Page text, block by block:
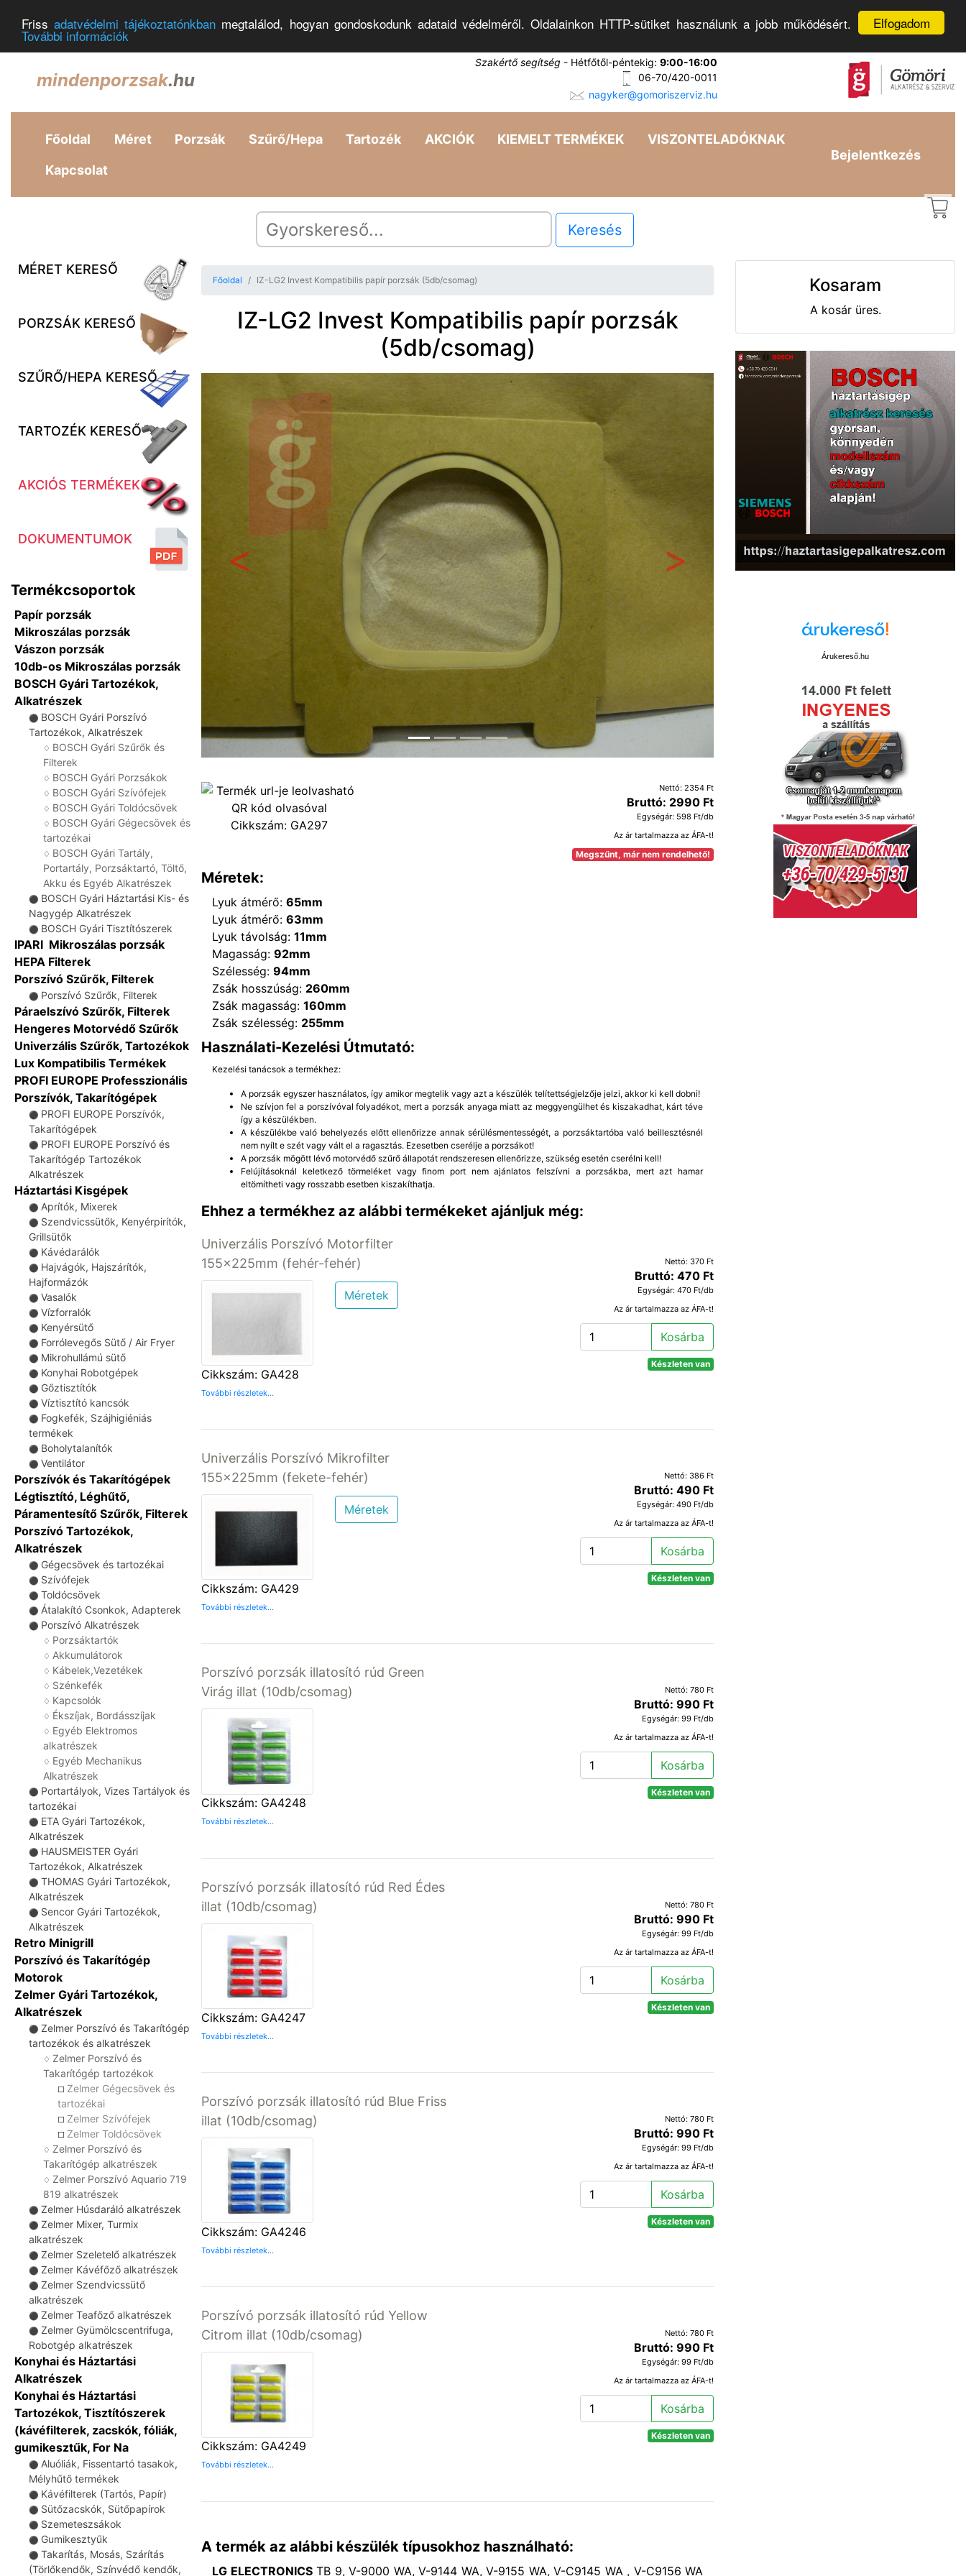
Elfogadom
Frissadatvédelmi tájékoztatónkban megtalálod, hogyan gondoskodunk adataid védelméről. Oldalainkon HTTP-sütiket használunk a jobb működésért.
További információk
mindenporzsak.hu
Szakértő segítség - Hétfőtől-péntekig: 9:00-16:00
06-70/420-0011
nagyker@gomoriszerviz.hu
Főoldal Méret Porzsák Szűrő/Hepa Tartozék AKCIÓK KIEMELT TERMÉKEK VISZONTELADÓKNAK
Kapcsolat
Bejelentkezés
Keresés
MÉRET KERESŐ
PORZSÁK KERESŐ
SZŰRŐ/HEPA KERESŐ
TARTOZÉK KERESŐ
AKCIÓS TERMÉKEK
DOKUMENTUMOK
Termékcsoportok
Papír porzsák
Mikroszálas porzsák
Vászon porzsák
10db-os Mikroszálas porzsák
BOSCH Gyári Tartozékok,
Alkatrészek
⚫ BOSCH Gyári Porszívó
Tartozékok, Alkatrészek
♢ BOSCH Gyári Szűrők és
Filterek
♢ BOSCH Gyári Porzsákok
♢ BOSCH Gyári Szívófejek
♢ BOSCH Gyári Toldócsövek
♢ BOSCH Gyári Gégecsövek és
tartozékai
♢ BOSCH Gyári Tartály,
Portartály, Porzsáktartó, Töltő,
Akku és Egyéb Alkatrészek
⚫ BOSCH Gyári Háztartási Kis- és
Nagygép Alkatrészek
⚫ BOSCH Gyári Tisztítószerek
IPARI Mikroszálas porzsák
HEPA Filterek
Porszívó Szűrők, Filterek
⚫ Porszívó Szűrők, Filterek
Páraelszívó Szűrők, Filterek
Hengeres Motorvédő Szűrők
Univerzális Szűrők, Tartozékok
Lux Kompatibilis Termékek
PROFI EUROPE Professzionális
Porszívók, Takarítógépek
⚫ PROFI EUROPE Porszívók,
Takarítógépek
⚫ PROFI EUROPE Porszívó és
Takarítógép Tartozékok
Alkatrészek
Háztartási Kisgépek
⚫ Aprítók, Mixerek
⚫ Szendvicssütők, Kenyérpirítók,
Grillsütők
⚫ Kávédarálók
⚫ Hajvágók, Hajszárítók,
Hajformázók
⚫ Vasalók
⚫ Vízforralók
⚫ Kenyérsütő
⚫ Forrólevegős Sütő / Air Fryer
⚫ Mikrohullámú sütő
⚫ Konyhai Robotgépek
⚫ Gőztisztítók
⚫ Víztisztító kancsók
⚫ Fogkefék, Szájhigiéniás
termékek
⚫ Boholytalanítók
⚫ Ventilátor
Porszívók és Takarítógépek
Légtisztító, Léghűtő,
Páramentesítő Szűrők, Filterek
Porszívó Tartozékok,
Alkatrészek
⚫ Gégecsövek és tartozékai
⚫ Szívófejek
⚫ Toldócsövek
⚫ Átalakító Csonkok, Adapterek
⚫ Porszívó Alkatrészek
♢ Porzsáktartók
♢ Akkumulátorok
♢ Kábelek,Vezetékek
♢ Szénkefék
♢ Kapcsolók
♢ Ékszíjak, Bordásszíjak
♢ Egyéb Elektromos
alkatrészek
♢ Egyéb Mechanikus
Alkatrészek
⚫ Portartályok, Vizes Tartályok és
tartozékai
⚫ ETA Gyári Tartozékok,
Alkatrészek
⚫ HAUSMEISTER Gyári
Tartozékok, Alkatrészek
⚫ THOMAS Gyári Tartozékok,
Alkatrészek
⚫ Sencor Gyári Tartozékok,
Alkatrészek
Retro Minigrill
Porszívó és Takarítógép
Motorok
Zelmer Gyári Tartozékok,
Alkatrészek
⚫ Zelmer Porszívó és Takarítógép
tartozékok és alkatrészek
♢ Zelmer Porszívó és
Takarítógép tartozékok
☐ Zelmer Gégecsövek és
tartozékai
☐ Zelmer Szívófejek
☐ Zelmer Toldócsövek
♢ Zelmer Porszívó és
Takarítógép alkatrészek
♢ Zelmer Porszívó Aquario 719
819 alkatrészek
⚫ Zelmer Húsdaráló alkatrészek
⚫ Zelmer Mixer, Turmix
alkatrészek
⚫ Zelmer Szeletelő alkatrészek
⚫ Zelmer Kávéfőző alkatrészek
⚫ Zelmer Szendvicssütő
alkatrészek
⚫ Zelmer Teafőző alkatrészek
⚫ Zelmer Gyümölcscentrifuga,
Robotgép alkatrészek
Konyhai és Háztartási
Alkatrészek
Konyhai és Háztartási
Tartozékok, Tisztítószerek
(kávéfilterek, zacskók, fóliák,
gumikesztűk, For Na
⚫ Aluóliák, Fissentartó tasakok,
Mélyhűtő termékek
⚫ Kávéfilterek (Tartós, Papír)
⚫ Sütőzacskók, Sütőpapírok
⚫ Szemeteszsákok
⚫ Gumikesztyűk
⚫ Takarítás, Mosás, Szárítás
(Törlőkendők, Színvédő kendők,
Főoldal IZ-LG2 Invest Kompatibilis papír porzsák (5db/csomag)
IZ-LG2 Invest Kompatibilis papír porzsák
(5db/csomag)
Előző
Cikkszám: GA297
Nettó: 2354 Ft
Bruttó: 2990 Ft
Egységár: 598 Ft/db
Az ár tartalmazza az ÁFA-t!
Megszűnt, már nem rendelhető!
Méretek:
Lyuk átmérő: 65mm
Lyuk átmérő: 63mm
Lyuk távolság: 11mm
Magasság: 92mm
Szélesség: 94mm
Zsák hosszúság: 260mm
Zsák magasság: 160mm
Zsák szélesség: 255mm
Használati-Kezelési Útmutató:
Kezelési tanácsok a termékhez:
A porzsák egyszer használatos, így amikor megtelik vagy azt a készülék telítettségjelzője jelzi, akkor ki kell dobni!
Ne szívjon fel a porszívóval folyadékot, mert a porzsák anyaga miatt az meggyengülhet és kiszakadhat, kárt téve
így a készülékben.
A készülékbe való behelyezés előtt ellenőrizze annak sérülésmentességét, a porzsáktartóba való beillesztésnél
nem nyílt e szét vagy vált el a ragasztás. Ezesetben cserélje a porzsákot!
A porzsák mögött lévő motorvédő szűrő állapotát rendszeresen ellenőrizze, szükség esetén cserélni kell!
Felújításoknál keletkező törmeléket vagy finom port nem ajánlatos felszívni a porzsákba, mert azt hamar
eltömítheti vagy rosszabb esetben kiszakíthatja.
Ehhez a termékhez az alábbi termékeket ajánljuk még:
Univerzális Porszívó Motorfilter
155x225mm (fehér-fehér)
Cikkszám: GA428
További részletek...
Méretek
Nettó: 370 Ft
Bruttó: 470 Ft
Egységár: 470 Ft/db
Az ár tartalmazza az ÁFA-t!
Kosárba
Készleten van
Univerzális Porszívó Mikrofilter
155x225mm (fekete-fehér)
Cikkszám: GA429
További részletek...
Méretek
Nettó: 386 Ft
Bruttó: 490 Ft
Egységár: 490 Ft/db
Az ár tartalmazza az ÁFA-t!
Kosárba
Készleten van
Porszívó porzsák illatosító rúd Green
Virág illat (10db/csomag)
Cikkszám: GA4248
További részletek...
Nettó: 780 Ft
Bruttó: 990 Ft
Egységár: 99 Ft/db
Az ár tartalmazza az ÁFA-t!
Kosárba
Készleten van
Porszívó porzsák illatosító rúd Red Édes
illat (10db/csomag)
Cikkszám: GA4247
További részletek...
Nettó: 780 Ft
Bruttó: 990 Ft
Egységár: 99 Ft/db
Az ár tartalmazza az ÁFA-t!
Kosárba
Készleten van
Porszívó porzsák illatosító rúd Blue Friss
illat (10db/csomag)
Cikkszám: GA4246
További részletek...
Nettó: 780 Ft
Bruttó: 990 Ft
Egységár: 99 Ft/db
Az ár tartalmazza az ÁFA-t!
Kosárba
Készleten van
Porszívó porzsák illatosító rúd Yellow
Citrom illat (10db/csomag)
Cikkszám: GA4249
További részletek...
Nettó: 780 Ft
Bruttó: 990 Ft
Egységár: 99 Ft/db
Az ár tartalmazza az ÁFA-t!
Kosárba
Készleten van
A termék az alábbi készülék típusokhoz használható:
LG ELECTRONICSTB 9, V-9000 WA, V-9144 WA, V-9155 WA, V-C9145 WA , V-C9156 WA
Kosaram
A kosár üres.
Árukereső.hu